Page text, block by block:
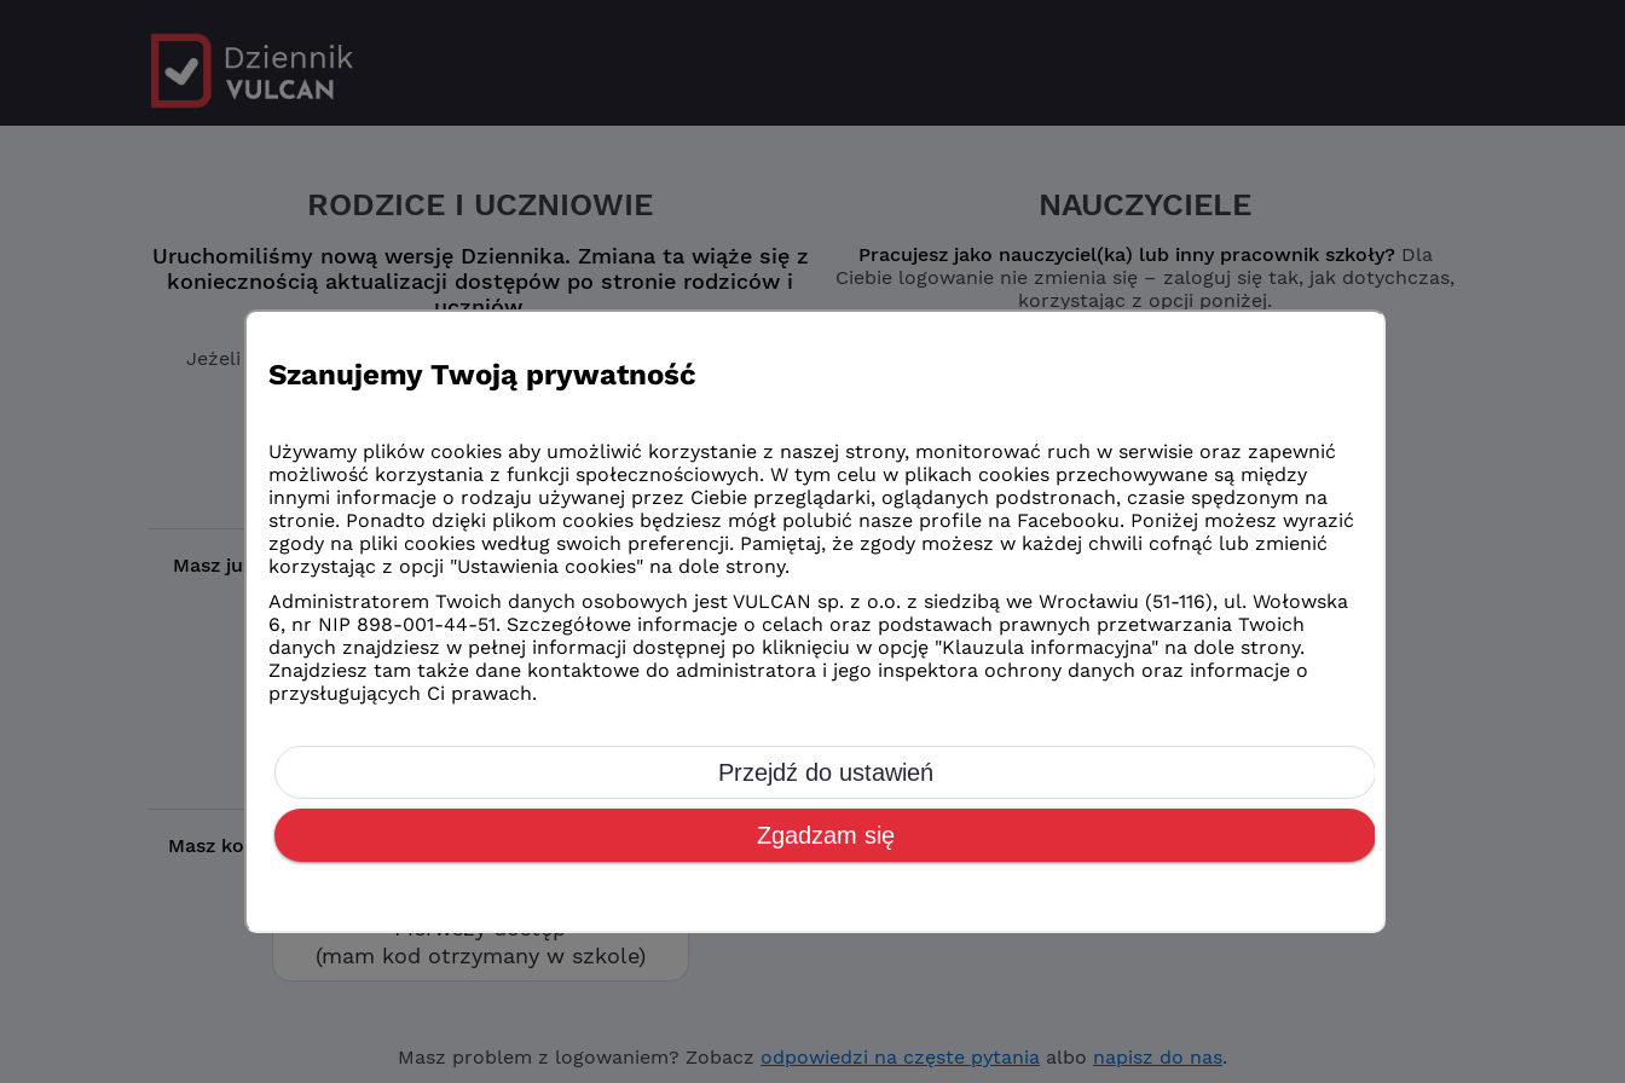
RODZICE I UCZNIOWIE
Uruchomiliśmy nową wersję Dziennika. Zmiana ta wiąże się z
koniecznością aktualizacji dostępów po stronie rodziców i
uczniów.
Jeżeli jeszcze nie masz zaktualizowanego konta
wybierz opcję
„Logowanie przed zmianą”
Logowanie przed zmianą
Masz już konto?Wybierz wybrany przez Ciebie sposób logowania
Logowanie
konto eduVULCAN
zwykłe konto szkolne
Masz kod otrzymany w szkole?
Aby utworzyć swoje konto wybierz
opcję „Pierwszy dostęp”
Pierwszy dostęp
(mam kod otrzymany w szkole)
NAUCZYCIELE
Pracujesz jako nauczyciel(ka) lub inny pracownik szkoły? Dla
Ciebie logowanie nie zmienia się – zaloguj się tak, jak dotychczas,
korzystając z opcji poniżej.
Masz problem z logowaniem? Zobacz odpowiedzi na częste pytania albo napisz do nas.